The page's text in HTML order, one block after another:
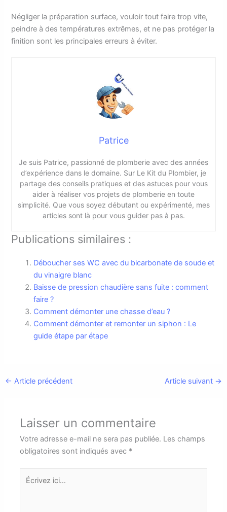
Négliger la préparation surface, vouloir tout faire trop vite,
peindre à des températures extrêmes, et ne pas protéger la
finition sont les principales erreurs à éviter.
Patrice
Je suis Patrice, passionné de plomberie avec des années
d’expérience dans le domaine. Sur Le Kit du Plombier, je
partage des conseils pratiques et des astuces pour vous
aider à réaliser vos projets de plomberie en toute
simplicité. Que vous soyez débutant ou expérimenté, mes
articles sont là pour vous guider pas à pas.
Publications similaires :
Déboucher ses WC avec du bicarbonate de soude et
du vinaigre blanc
Baisse de pression chaudière sans fuite : comment
faire ?
Comment démonter une chasse d’eau ?
Comment démonter et remonter un siphon : Le
guide étape par étape
← Article précédent Article suivant →
Laisser un commentaire
Votre adresse e-mail ne sera pas publiée. Les champs
obligatoires sont indiqués avec *
Écrivez
ici…